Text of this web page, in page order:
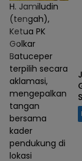
H. Jamiludin
(tengah),
Ketua PK
Golkar
Batuceper
terpilih secara
aklamasi,
mengepalkan
tangan
bersama
kader
pendukung di
lokasi